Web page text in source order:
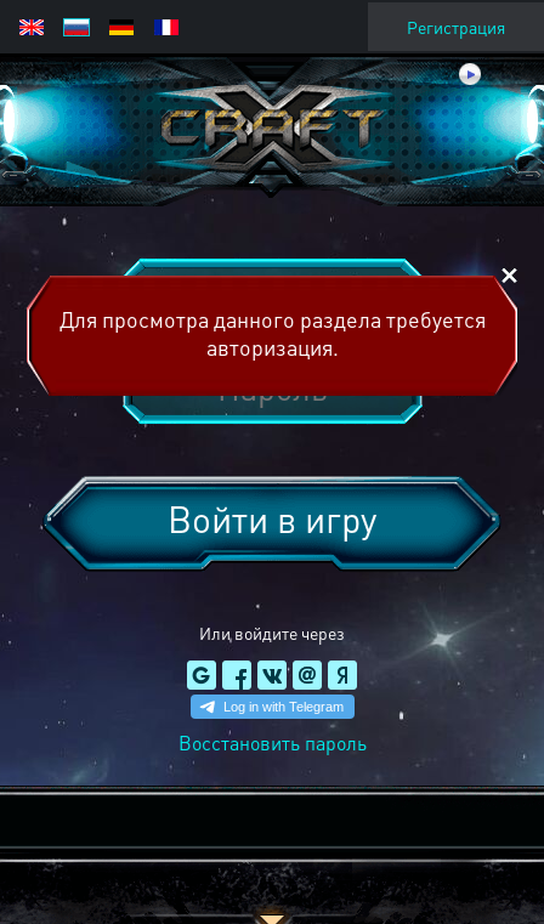
Регистрация
Или войдите через
Войти в игру
Восстановить пароль
Для просмотра данного раздела требуется
авторизация.